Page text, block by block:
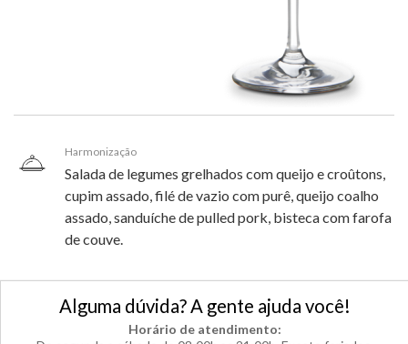
Harmonização
Salada de legumes grelhados com queijo e croûtons,
cupim assado, filé de vazio com purê, queijo coalho
assado, sanduíche de pulled pork, bisteca com farofa
de couve.
Alguma dúvida? A gente ajuda você!
Horário de atendimento: